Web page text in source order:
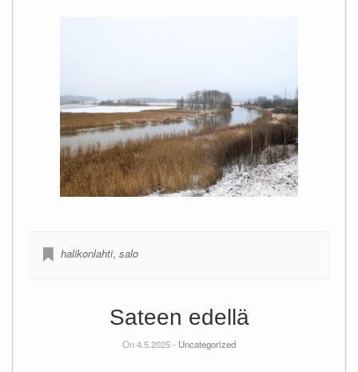
halikonlahti, salo
Sateen edellä
On 4.5.2025 - Uncategorized